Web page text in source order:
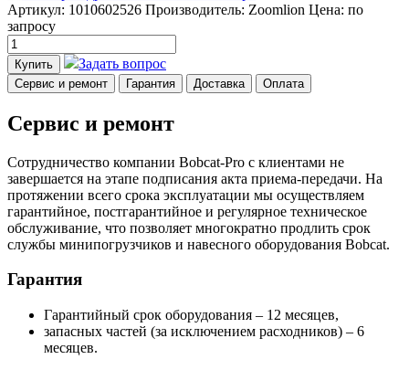
Артикул: 1010602526 Производитель: Zoomlion Цена: по
запросу
Купить Задать вопрос
Сервис и ремонт Гарантия Доставка Оплата
Сервис и ремонт
Сотрудничество компании Bobcat-Pro с клиентами не
завершается на этапе подписания акта приема-передачи. На
протяжении всего срока эксплуатации мы осуществляем
гарантийное, постгарантийное и регулярное техническое
обслуживание, что позволяет многократно продлить срок
службы минипогрузчиков и навесного оборудования Bobcat.
Гарантия
Гарантийный срок оборудования – 12 месяцев,
запасных частей (за исключением расходников) – 6
месяцев.